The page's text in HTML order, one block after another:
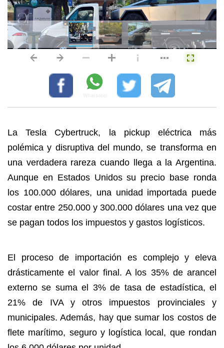
La Tesla Cybertruck, la pickup eléctrica más
polémica y disruptiva del mundo, se transforma en
una verdadera rareza cuando llega a la Argentina.
Aunque en Estados Unidos su precio base ronda
los 100.000 dólares, una unidad importada puede
costar entre 250.000 y 300.000 dólares una vez que
se pagan todos los impuestos y gastos logísticos.
El proceso de importación es complejo y eleva
drásticamente el valor final. A los 35% de arancel
externo se suma el 3% de tasa de estadística, el
21% de IVA y otros impuestos provinciales y
municipales. Además, hay que sumar los costos de
flete marítimo, seguro y logística local, que rondan